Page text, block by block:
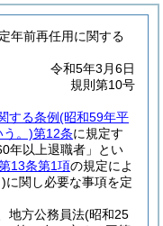
年前再任用に関する
令和5年3月6日
規則第10号
する条例(昭和59年平
う。)第12条に規定す
年以上退職者」とい
13条第1項の規定によ
に関し必要な事項を定
地方公務員法(昭和25